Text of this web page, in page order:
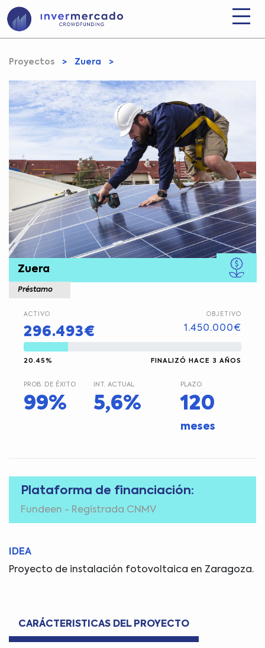
Proyectos > Zuera >
Zuera
Préstamo
ACTIVO
296.493€
OBJETIVO
1.450.000€
20.45% FINALIZÓ HACE 3 AÑOS
PROB. DE ÉXITO
99%
INT. ACTUAL
5,6%
PLAZO
120
meses
Plataforma de financiación:
Fundeen - Registrada CNMV
IDEA
Proyecto de instalación fotovoltaica en Zaragoza.
CARÁCTERISTICAS DEL PROYECTO